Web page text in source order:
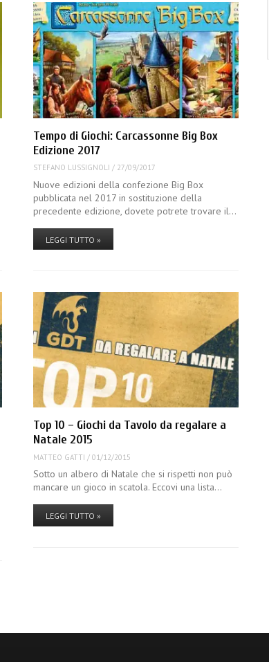
Tempo di Giochi: Carcassonne Big Box
Edizione 2017
STEFANO LUSSIGNOLI / 27/09/2017
Nuove edizioni della confezione Big Box
pubblicata nel 2017 in sostituzione della
precedente edizione, dovete potrete trovare il…
LEGGI TUTTO »
Top 10 – Giochi da Tavolo da regalare a
Natale 2015
MATTEO GATTI / 01/12/2015
Sotto un albero di Natale che si rispetti non può
mancare un gioco in scatola. Eccovi una lista…
LEGGI TUTTO »